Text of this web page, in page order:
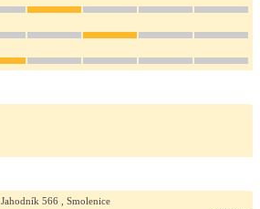
Jahodník 566 , Smolenice